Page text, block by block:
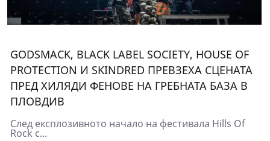
GODSMACK, BLACK LABEL SOCIETY, HOUSE OF
PROTECTION И SKINDRED ПРЕВЗЕХА СЦЕНАТА
ПРЕД ХИЛЯДИ ФЕНОВЕ НА ГРЕБНАТА БАЗА В
ПЛОВДИВ
След експлозивното начало на фестивала Hills Of
Rock с...